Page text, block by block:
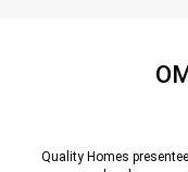
Quality Homes